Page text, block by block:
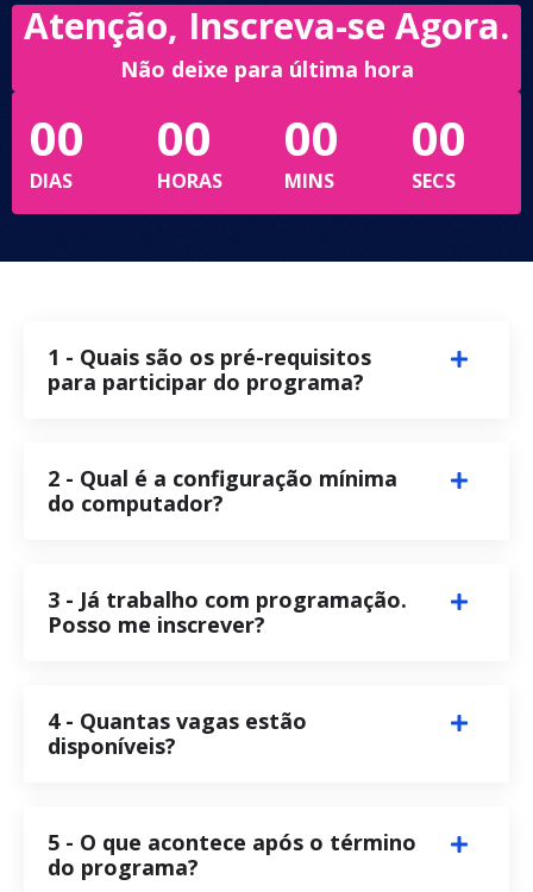
Atenção, Inscreva-se Agora.
Não deixe para última hora
00
DIAS
00
HORAS
00
MINS
00
SECS
1 - Quais são os pré-requisitos
para participar do programa?
2 - Qual é a configuração mínima
do computador?
3 - Já trabalho com programação.
Posso me inscrever?
4 - Quantas vagas estão
disponíveis?
5 - O que acontece após o término
do programa?